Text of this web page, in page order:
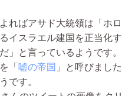
ればアサド大統領は「ホロ
イスラエル建国を正当化す
」と言っているようです。
「 嘘の帝国 」と呼びました
です。